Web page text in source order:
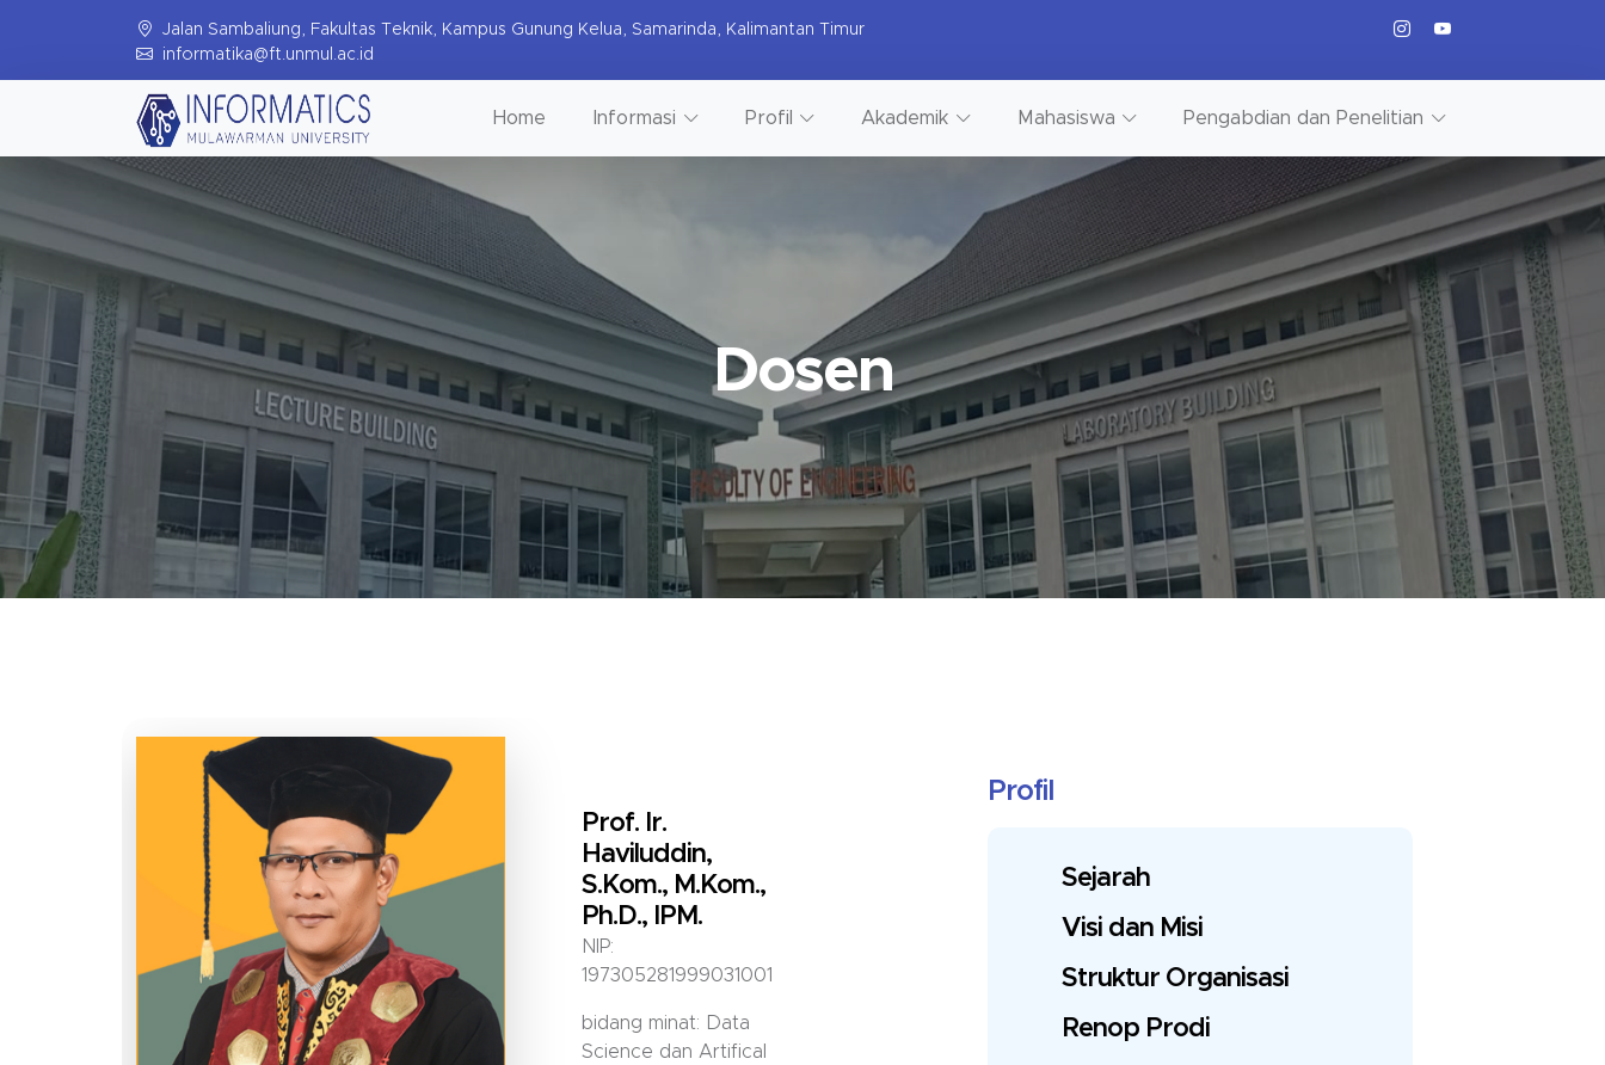
Jalan Sambaliung, Fakultas Teknik, Kampus Gunung Kelua, Samarinda, Kalimantan Timur
informatika@ft.unmul.ac.id
Home Informasi Profil Akademik Mahasiswa Pengabdian dan Penelitian
Dosen
Prof. Ir.
Haviluddin,
S.Kom., M.Kom.,
Ph.D., IPM.
NIP:
197305281999031001
bidang minat: Data
Science dan Artifical
Profil
Sejarah
Visi dan Misi
Struktur Organisasi
Renop Prodi